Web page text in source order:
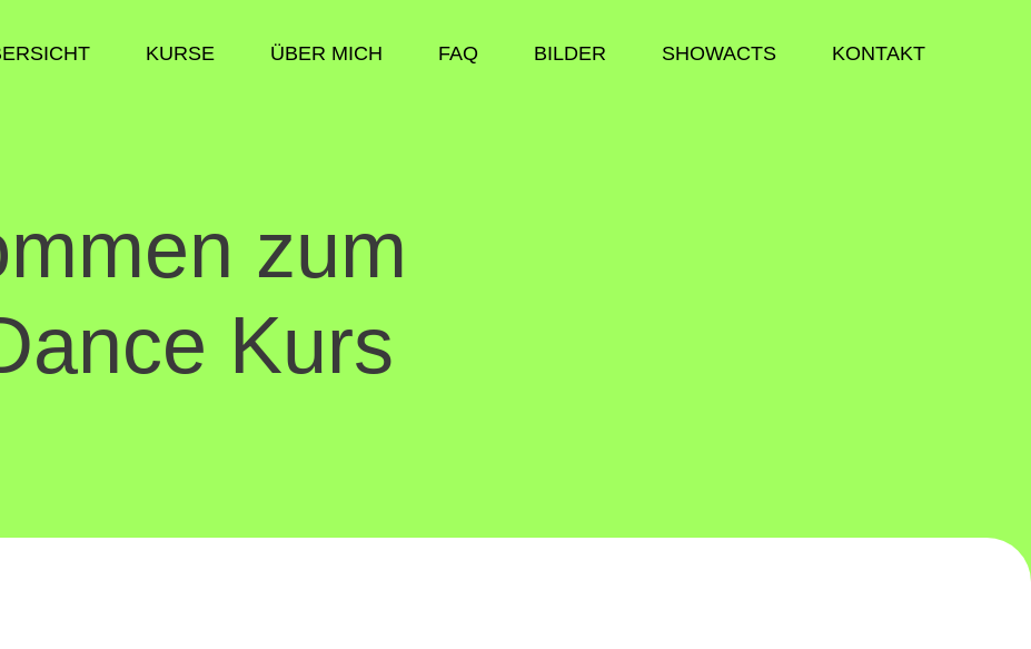
KURSE ÜBER MICH FAQ BILDER SHOWACTS KONTAKT
zum
Kurs